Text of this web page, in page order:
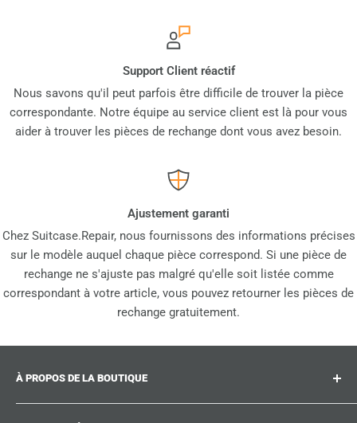
Support Client réactif
Nous savons qu'il peut parfois être difficile de trouver la pièce
correspondante. Notre équipe au service client est là pour vous
aider à trouver les pièces de rechange dont vous avez besoin.
Ajustement garanti
Chez Suitcase.Repair, nous fournissons des informations précises
sur le modèle auquel chaque pièce correspond. Si une pièce de
rechange ne s'ajuste pas malgré qu'elle soit listée comme
correspondant à votre article, vous pouvez retourner les pièces de
rechange gratuitement.
À PROPOS DE LA BOUTIQUE